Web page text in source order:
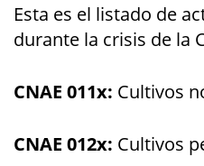
Esta es el listado de
durante la crisis de la
CNAE 011x: Cultivos
CNAE 012x: Cultivos